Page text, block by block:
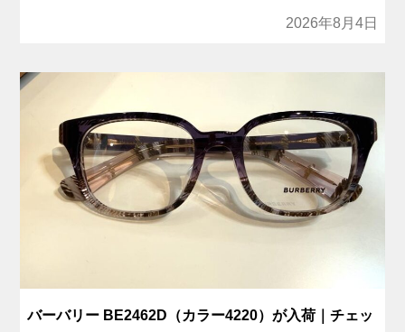
2026年8月4日
バーバリー BE2462D（カラー4220）が入荷｜チェッ